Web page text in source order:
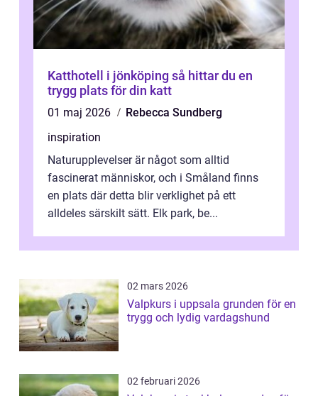
Katthotell i jönköping så hittar du en
trygg plats för din katt
01 maj 2026
Rebecca Sundberg
inspiration
Naturupplevelser är något som alltid
fascinerat människor, och i Småland finns
en plats där detta blir verklighet på ett
alldeles särskilt sätt. Elk park, be...
02 mars 2026
Valpkurs i uppsala grunden för en
trygg och lydig vardagshund
02 februari 2026